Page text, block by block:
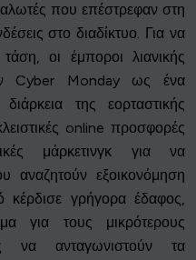
που επέστρεφαν στη
στο διαδίκτυο. Για να
οι έμποροι λιανικής
Cyber Monday ως ένα
της εορταστικής
online προσφορές
μάρκετινγκ για να
αναζητούν εξοικονόμηση
κέρδισε γρήγορα έδαφος,
για τους μικρότερους
να ανταγωνιστούν τα